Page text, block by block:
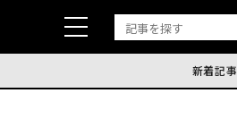
新着記事